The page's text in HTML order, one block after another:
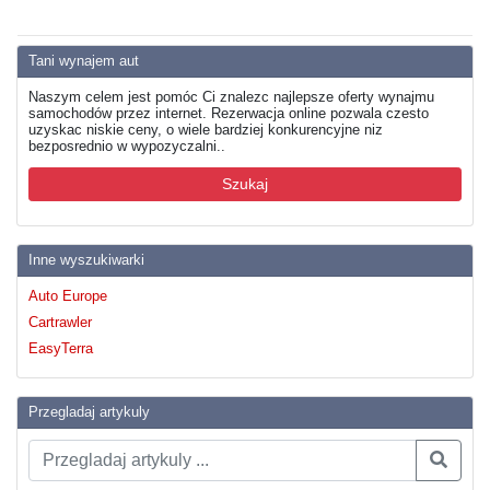
Tani wynajem aut
Naszym celem jest pomóc Ci znalezc najlepsze oferty wynajmu
samochodów przez internet. Rezerwacja online pozwala czesto
uzyskac niskie ceny, o wiele bardziej konkurencyjne niz
bezposrednio w wypozyczalni..
Szukaj
Inne wyszukiwarki
Auto Europe
Cartrawler
EasyTerra
Przegladaj artykuly